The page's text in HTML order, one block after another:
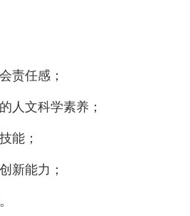
责任感；
人文科学素养；
能；
新能力；